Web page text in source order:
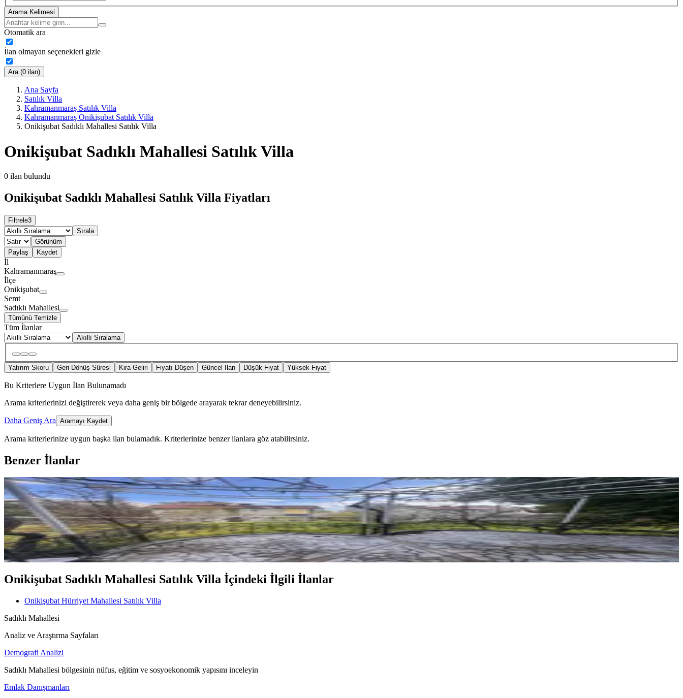
Arama Kelimesi
Otomatik ara
İlan olmayan seçenekleri gizle
Ara (0 ilan)
Ana Sayfa
Satılık Villa
Kahramanmaraş Satılık Villa
Kahramanmaraş Onikişubat Satılık Villa
Onikişubat Sadıklı Mahallesi Satılık Villa
Onikişubat Sadıklı Mahallesi Satılık Villa
0 ilan bulundu
Onikişubat Sadıklı Mahallesi Satılık Villa Fiyatları
Filtrele3
Sırala
Görünüm
Paylaş
Kaydet
İl
Kahramanmaraş
İlçe
Onikişubat
Semt
Sadıklı Mahallesi
Tümünü Temizle
Tüm İlanlar
Akıllı Sıralama
Yatırım Skoru Geri Dönüş Süresi Kira Geliri Fiyatı Düşen Güncel İlan Düşük Fiyat Yüksek Fiyat
Bu Kriterlere Uygun İlan Bulunamadı
Arama kriterlerinizi değiştirerek veya daha geniş bir bölgede arayarak tekrar deneyebilirsiniz.
Daha Geniş Ara Aramayı Kaydet
Arama kriterlerinize uygun başka ilan bulamadık. Kriterlerinize benzer ilanlara göz atabilirsiniz.
Benzer İlanlar
MANZARALI
Yeni Rota Güvencesiyle Şehrin Merkezinde Villa Sahibi Olun
Onikişubat, Hürriyet Mahallesi
6+1·320 m²·31.07.2026
25.000.000 ₺
YENİ ROTA İNŞAAT EMLAK Hayrunnisa Teltik
Ara
Onikişubat Sadıklı Mahallesi Satılık Villa İçindeki İlgili İlanlar
Onikişubat Hürriyet Mahallesi Satılık Villa
Sadıklı Mahallesi
Analiz ve Araştırma Sayfaları
Demografi Analizi
Sadıklı Mahallesi bölgesinin nüfus, eğitim ve sosyoekonomik yapısını inceleyin
Emlak Danışmanları